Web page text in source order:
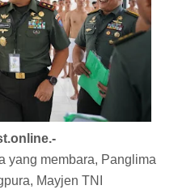
yang membara, Panglima
Mayjen TNI